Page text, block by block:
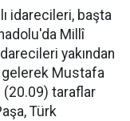
idarecileri, başta
Millî
yakından
gelerek Mustafa
(20.09) taraflar
Türk